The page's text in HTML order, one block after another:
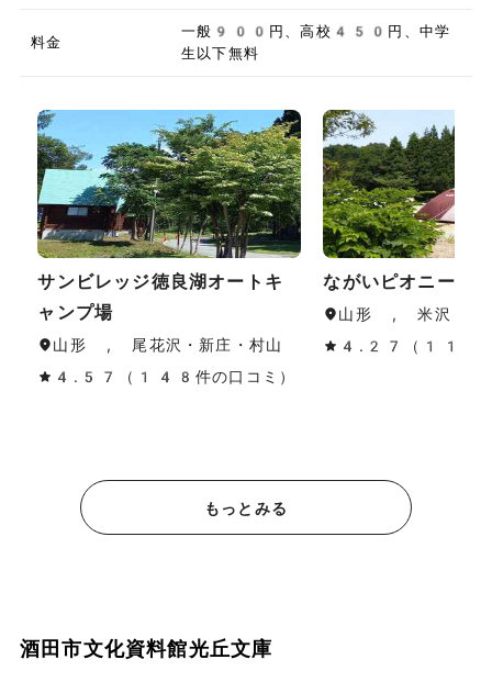
料金
一般900円、高校450円、中学
生以下無料
サンビレッジ徳良湖オートキ
ャンプ場
山形 , 尾花沢・新庄・村山
4.57（148件の口コミ）
ながいピオニーの
山形 , 米沢・置
4.27（11件の
もっとみる
酒田市文化資料館光丘文庫